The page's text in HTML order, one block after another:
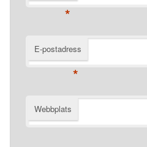
*
E-postadress
*
Webbplats